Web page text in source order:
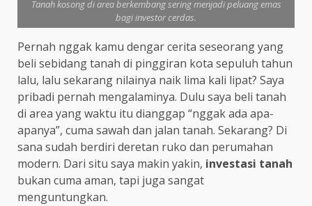
Tanah kosong di area berkembang sering menjadi peluang emas
bagi investor cerdas.
Pernah nggak kamu dengar cerita seseorang yang
beli sebidang tanah di pinggiran kota sepuluh tahun
lalu, lalu sekarang nilainya naik lima kali lipat? Saya
pribadi pernah mengalaminya. Dulu saya beli tanah
di area yang waktu itu dianggap “nggak ada apa-
apanya”, cuma sawah dan jalan tanah. Sekarang? Di
sana sudah berdiri deretan ruko dan perumahan
modern. Dari situ saya makin yakin, investasi tanah
bukan cuma aman, tapi juga sangat
menguntungkan.